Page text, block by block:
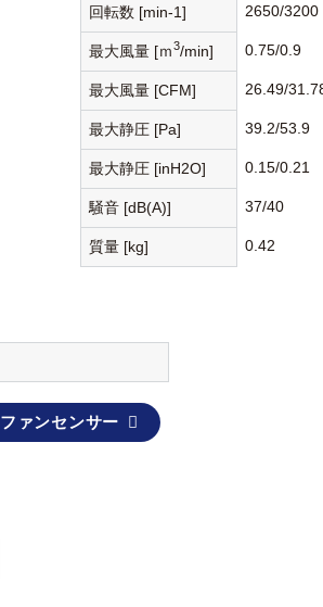
回転数 [min-1] 2650/3200
最大風量 [ｍ3/min] 0.75/0.9
最大風量 [CFM] 26.49/
最大静圧 [Pa] 39.2/53.9
最大静圧 [inH2O] 0.15/0.21
騒音 [dB(A)] 37/40
質量 [kg] 0.42
ファンセンサー